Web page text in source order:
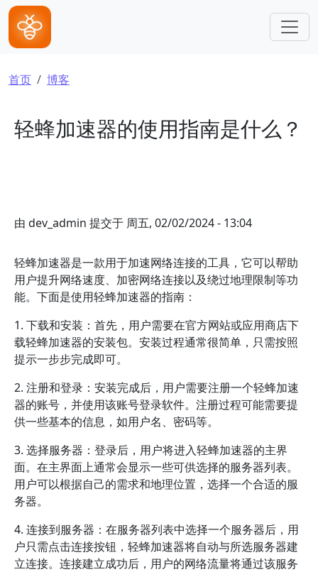
跳转到主要内容
面包屑
首页 博客
轻蜂加速器的使用指南是什么？
由 dev_admin 提交于 周五, 02/02/2024 - 13:04
轻蜂加速器是一款用于加速网络连接的工具，它可以帮助
用户提升网络速度、加密网络连接以及绕过地理限制等功
能。下面是使用轻蜂加速器的指南：
1. 下载和安装：首先，用户需要在官方网站或应用商店下
载轻蜂加速器的安装包。安装过程通常很简单，只需按照
提示一步步完成即可。
2. 注册和登录：安装完成后，用户需要注册一个轻蜂加速
器的账号，并使用该账号登录软件。注册过程可能需要提
供一些基本的信息，如用户名、密码等。
3. 选择服务器：登录后，用户将进入轻蜂加速器的主界
面。在主界面上通常会显示一些可供选择的服务器列表。
用户可以根据自己的需求和地理位置，选择一个合适的服
务器。
4. 连接到服务器：在服务器列表中选择一个服务器后，用
户只需点击连接按钮，轻蜂加速器将自动与所选服务器建
立连接。连接建立成功后，用户的网络流量将通过该服务